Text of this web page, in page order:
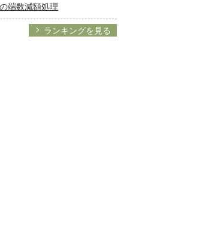
端数減額処理
ランキングを見る